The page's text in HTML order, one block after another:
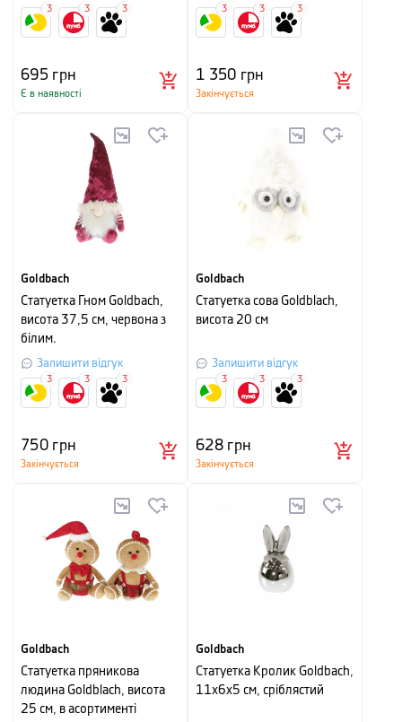
695грн
Є в наявності
3 3 3
1 350 грн
Закінчується
3 3 3
Goldbach
Cтатуетка Гном Goldbach,
висота 37,5 см, червона з
білим.
Залишити відгук
750грн
Закінчується
3 3 3
Goldbach
Статуетка сова Goldblach,
висота 20 см
Залишити відгук
628грн
Закінчується
3 3 3
Goldbach
Статуетка пряникова
людина Goldblach, висота
25 см, в асортименті
Goldbach
Cтатуетка Кролик Goldbach,
11х6х5 см, сріблястий